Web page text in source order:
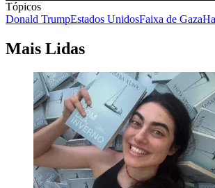
Tópicos
Donald TrumpEstados UnidosFaixa de Gaza
Mais Lidas